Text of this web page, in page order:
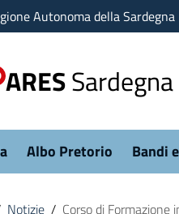
navigazione
Autonoma della Sardegna
ARESSardegna
Albo Pretorio Bandi
Notizie / Corso di Formazione